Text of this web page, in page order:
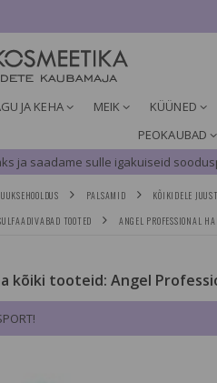
JA KEHA MEIK KÜÜNED
PEOKAUBAD
ja saadame sulle igakuiseid
PALSAMID KÕIKIDELE
TOOTED ANGEL PROFESSIONAL
kõiki tooteid: Angel